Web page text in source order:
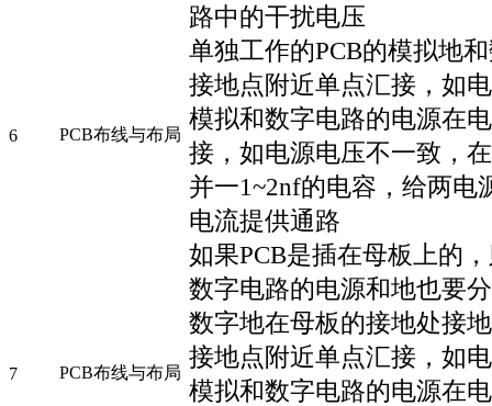
路中的干扰电压
6 PCB布线与布局
单独工作的PCB的模拟地
接地点附近单点汇接，如
模拟和数字电路的电源在
接，如电源电压不一致，
并一1~2nf的电容，给两电
电流提供通路
7 PCB布线与布局
如果PCB是插在母板上的
数字电路的电源和地也要
数字地在母板的接地处接
接地点附近单点汇接，如
模拟和数字电路的电源在